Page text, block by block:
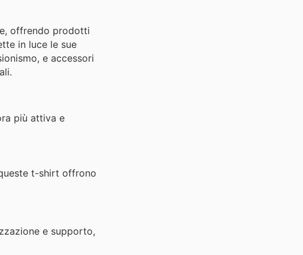
offrendo prodotti
in luce le sue
e accessori
più attiva e
t-shirt offrono
e supporto,